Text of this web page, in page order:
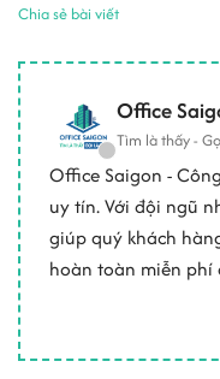
Chia sẻ bài viết
Office
Tìm là thấy -
Office Saigon -
uy tín. Với đội ngũ
giúp quý khách
hoàn toàn miễn phí